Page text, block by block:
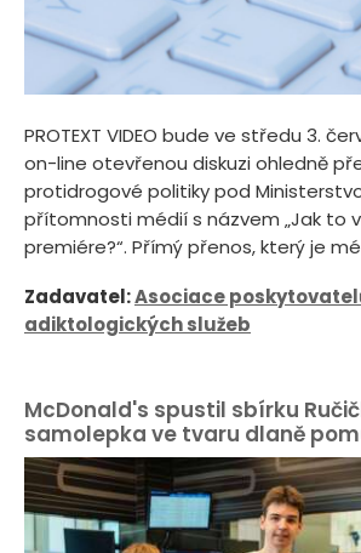
PROTEXT VIDEO bude ve středu 3.
on-line otevřenou diskuzi ohledně
protidrogové politiky pod
přítomnosti médií s názvem „Jak to
premiére?“. Přímý přenos, který je
Zadavatel:Asociace
adiktologických služeb
McDonald's spustil sbírku
samolepka ve tvaru dlaně